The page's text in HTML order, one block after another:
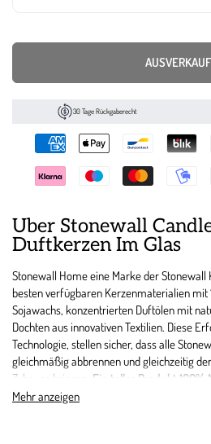
30 Tage Rückgaberecht
Mehr anzeigen
Über Stonewall
Duftkerzen Im Glas
Stonewall Home eine Marke der Stonewall
besten verfügbaren Kerzenmaterialien
Sojawachs, konzentrierten Duftölen mit
Dochten aus innovativen Textilien. Diese
Technologie, stellen sicher, dass alle
gleichmäßig abbrennen und gleichzeitig
Zuhause bringen. Ein tolles Produkt 100%